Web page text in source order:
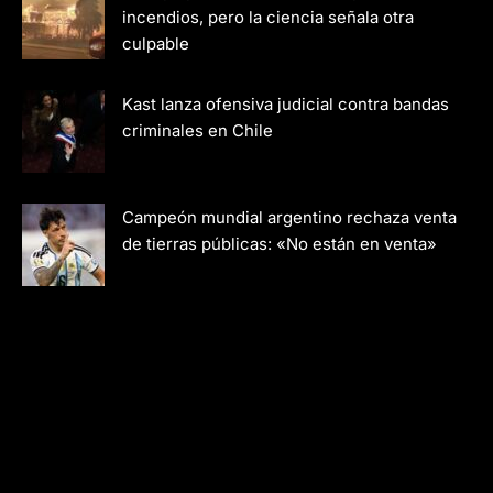
incendios, pero la ciencia señala otra
culpable
Kast lanza ofensiva judicial contra bandas
criminales en Chile
Campeón mundial argentino rechaza venta
de tierras públicas: «No están en venta»